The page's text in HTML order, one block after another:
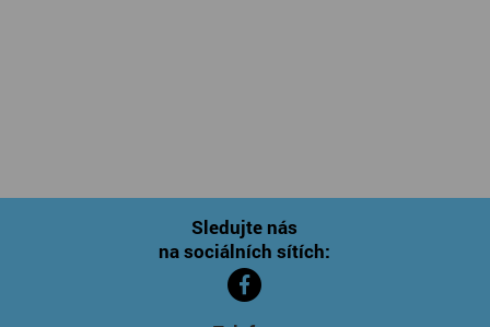
Sledujte nás
na sociálních sítích: